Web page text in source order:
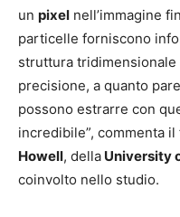
un pixel nell’immagine
particelle forniscono
struttura tridimensionale
precisione, a quanto
possono estrarre con
incredibile”, commenta
Howell, della University
coinvolto nello studio.